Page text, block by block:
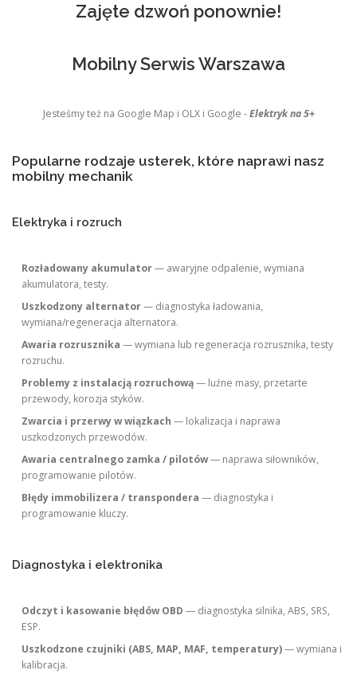
Zajęte dzwoń ponownie!
Mobilny Serwis Warszawa
Jesteśmy też na Google Map i OLX i Google -Elektryk na 5+
Popularne rodzaje usterek, które naprawi nasz
mobilny mechanik
Elektryka i rozruch
Rozładowany akumulator— awaryjne odpalenie, wymiana
akumulatora, testy.
Uszkodzony alternator— diagnostyka ładowania,
wymiana/regeneracja alternatora.
Awaria rozrusznika — wymiana lub regeneracja rozrusznika, testy
rozruchu.
Problemy z instalacją rozruchową— luźne masy, przetarte
przewody, korozja styków.
Zwarcia i przerwy w wiązkach — lokalizacja i naprawa
uszkodzonych przewodów.
Awaria centralnego zamka / pilotów— naprawa siłowników,
programowanie pilotów.
Błędy immobilizera / transpondera — diagnostyka i
programowanie kluczy.
Diagnostyka i elektronika
Odczyt i kasowanie błędów OBD — diagnostyka silnika, ABS, SRS,
ESP.
Uszkodzone czujniki (ABS, MAP, MAF, temperatury)— wymiana i
kalibracja.